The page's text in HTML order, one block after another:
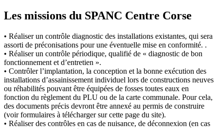
Les missions du SPANC Centre Corse
• Réaliser un contrôle diagnostic des installations existantes, qui sera
assorti de préconisations pour une éventuelle mise en conformité. .
• Réaliser un contrôle périodique, qualifié de « diagnostic de bon
fonctionnement et d’entretien ».
• Contrôler l’implantation, la conception et la bonne exécution des
installations d’assainissement individuel lors de constructions neuves
ou réhabilités pouvant être équipées de fosses toutes eaux en
fonction du règlement du PLU ou de la carte communale. Pour cela,
des documents précis devront être annexé au permis de construire
(voir formulaires à télécharger sur cette page du site).
• Réaliser des contrôles en cas de nuisance, de déconnexion (en cas